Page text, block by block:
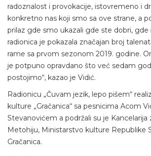
radoznalost i provokacije, istovremeno i
konkretno nas koji smo sa ove strane, a
prilaz gde smo ukazali gde ste dobri, gde
radionica je pokazala značajan broj
rame sa prvom sezonom 2019. godine.
je potpuno opravdano što već sedam
postojimo“, kazao je Vidić.
Radionicu „Čuvam jezik, lepo pišem“
kulture „Gračanica“ sa pesnicima Acom
Stevanovićem a podržali su je Kancelarija
Metohiju, Ministarstvo kulture Republike
Gračanica.